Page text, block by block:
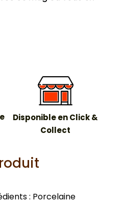
Disponible en Click &
Collect
: Porcelaine